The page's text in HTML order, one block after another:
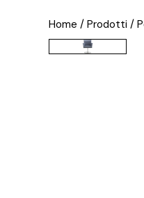
Home / Prodotti /